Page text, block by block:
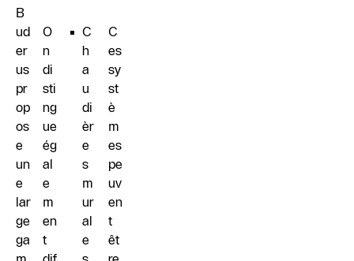
B
ud
er
us
pr
op
os
e
un
e
lar
ge
ga
O
n
di
sti
ng
ue
ég
al
e
m
en
t
C
h
a
u
di
èr
e
s
m
ur
al
e
C
es
sy
st
è
m
es
pe
uv
en
t
êt